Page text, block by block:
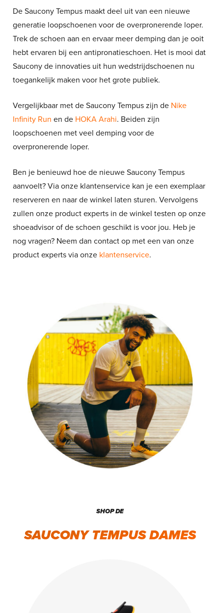
De Saucony Tempus maakt deel uit van een nieuwe
generatie loopschoenen voor de overpronerende loper.
Trek de schoen aan en ervaar meer demping dan je ooit
hebt ervaren bij een antipronatieschoen. Het is mooi dat
Saucony de innovaties uit hun wedstrijdschoenen nu
toegankelijk maken voor het grote publiek.
Vergelijkbaar met de Saucony Tempus zijn de Nike
Infinity Run en de HOKA Arahi. Beiden zijn
loopschoenen met veel demping voor de
overpronerende loper.
Ben je benieuwd hoe de nieuwe Saucony Tempus
aanvoelt? Via onze klantenservice kan je een exemplaar
reserveren en naar de winkel laten sturen. Vervolgens
zullen onze product experts in de winkel testen op onze
shoeadvisor of de schoen geschikt is voor jou. Heb je
nog vragen? Neem dan contact op met een van onze
product experts via onze klantenservice.
SHOP DE
SAUCONY TEMPUS DAMES